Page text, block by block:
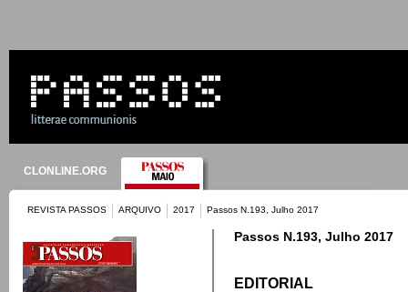
CLONLINE.ORG
REVISTA PASSOS ARQUIVO 2017 Passos N.193, Julho 2017
Passos N.193, Julho 2017
EDITORIAL